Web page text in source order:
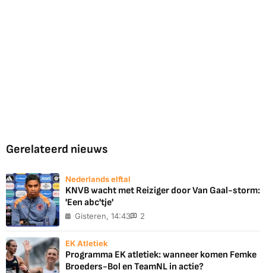
Gerelateerd nieuws
Nederlands elftal
KNVB wacht met Reiziger door Van Gaal-storm:
'Een abc'tje'
Gisteren, 14:43 2
EK Atletiek
Programma EK atletiek: wanneer komen Femke
Broeders-Bol en TeamNL in actie?